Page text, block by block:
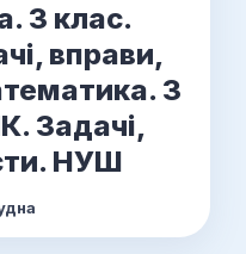
3 клас.
вправи,
3
Задачі,
НУШ